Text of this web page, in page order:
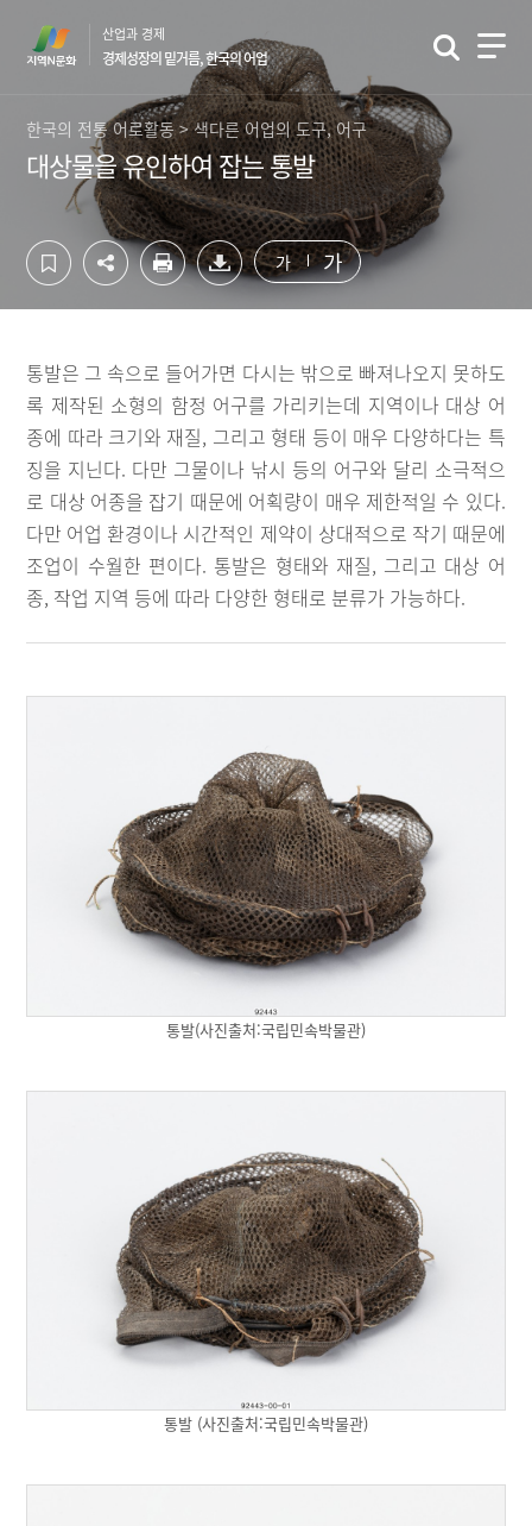
산업과 경제
경제성장의 밑거름, 한국의 어업
한국의 전통 어로활동 > 색다른 어업의 도구, 어구
대상물을 유인하여 잡는 통발
가 가
통발은 그 속으로 들어가면 다시는 밖으로 빠져나오지 못하도
록 제작된 소형의 함정 어구를 가리키는데 지역이나 대상 어
종에 따라 크기와 재질, 그리고 형태 등이 매우 다양하다는 특
징을 지닌다. 다만 그물이나 낚시 등의 어구와 달리 소극적으
로 대상 어종을 잡기 때문에 어획량이 매우 제한적일 수 있다.
다만 어업 환경이나 시간적인 제약이 상대적으로 작기 때문에
조업이 수월한 편이다. 통발은 형태와 재질, 그리고 대상 어
종, 작업 지역 등에 따라 다양한 형태로 분류가 가능하다.
통발(사진출처:국립민속박물관)
통발 (사진출처:국립민속박물관)